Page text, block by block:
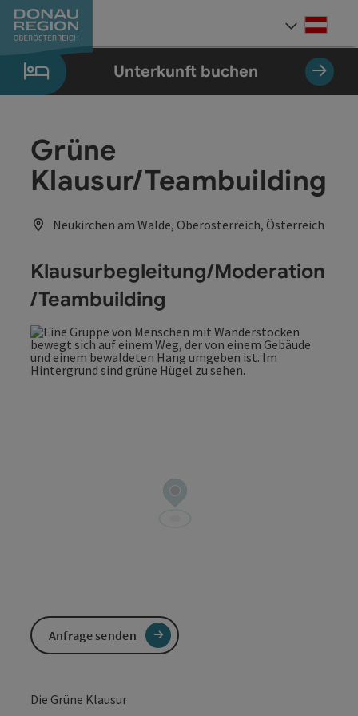
Zum Inhalt
Zur Navigation
Zum Seitenanfang
Zur Kontaktseite
Zum Impressum
Zur Startseite
Unterkunft buchen
Grüne
Klausur/Teambuilding
Neukirchen am Walde, Oberösterreich, Österreich
Klausurbegleitung/Moderation
/Teambuilding
Die Grüne Klausur
Anfrage senden